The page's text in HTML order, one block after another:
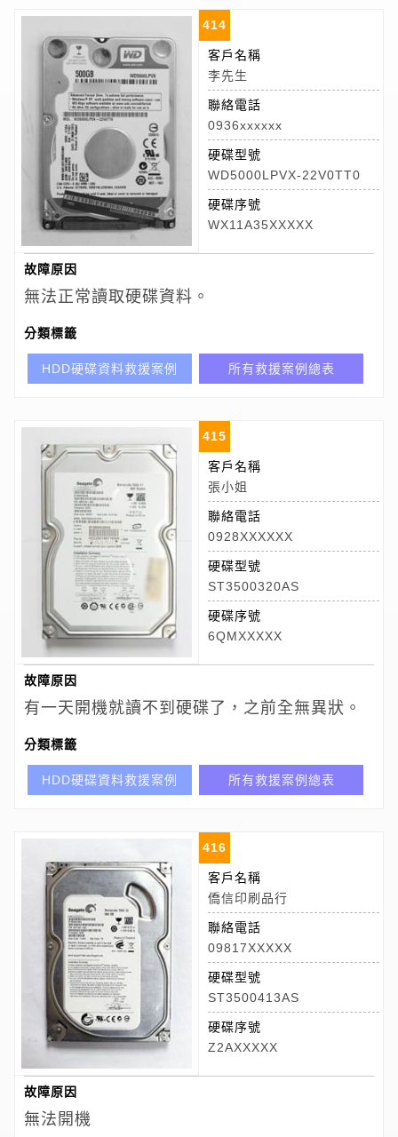
414
客戶名稱
李先生
聯絡電話
0936xxxxxx
硬碟型號
WD5000LPVX-22V0TT0
硬碟序號
WX11A35XXXXX
故障原因
無法正常讀取硬碟資料。
分類標籤
HDD硬碟資料救援案例 所有救援案例總表
415
客戶名稱
張小姐
聯絡電話
0928XXXXXX
硬碟型號
ST3500320AS
硬碟序號
6QMXXXXX
故障原因
有一天開機就讀不到硬碟了，之前全無異狀。
分類標籤
HDD硬碟資料救援案例 所有救援案例總表
416
客戶名稱
僑信印刷品行
聯絡電話
09817XXXXX
硬碟型號
ST3500413AS
硬碟序號
Z2AXXXXX
故障原因
無法開機